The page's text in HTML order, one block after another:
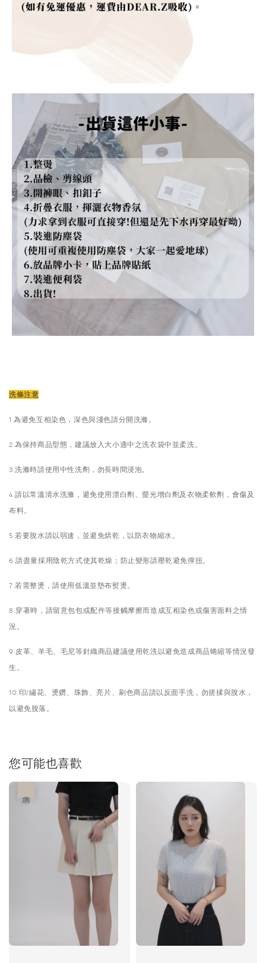
洗條注意
1.為避免互相染色，深色與淺色請分開洗滌。
2.為保持商品型態，建議放入大小適中之洗衣袋中並柔洗。
3.洗滌時請使用中性洗劑，勿長時間浸泡。
4.請以常溫清水洗滌，避免使用漂白劑、螢光增白劑及衣物柔軟劑，會傷及
布料。
5.若要脫水請以弱速，並避免烘乾，以防衣物縮水。
6.請盡量採用陰乾方式使其乾燥；防止變形請壓乾避免擰扭。
7.若需整燙，請使用低溫並墊布熨燙。
8.穿著時，請留意包包或配件等接觸摩擦而造成互相染色或傷害面料之情
況。
9.皮革、羊毛、毛尼等針織商品建議使用乾洗以避免造成商品蜷縮等情況發
生。
10.印/繡花、燙鑽、珠飾、亮片、刷色商品請以反面手洗，勿搓揉與脫水，
以避免脫落。
您可能也喜歡